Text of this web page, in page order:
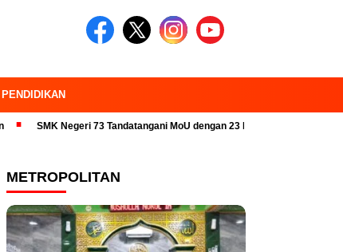
PENDIDIKAN
SMK Negeri 73 Tandatangani MoU dengan 23 Industri Pariwisata dan
METROPOLITAN